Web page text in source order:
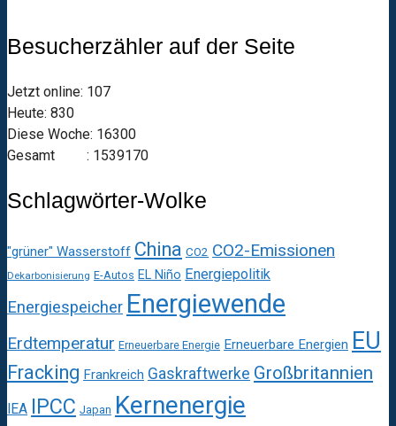
Besucherzähler auf der Seite
Jetzt online: 107
Heute: 830
Diese Woche: 16300
Gesamt : 1539170
Schlagwörter-Wolke
"grüner" Wasserstoff China CO2 CO2-Emissionen
Dekarbonisierung E-Autos EL Niño Energiepolitik
Energiespeicher Energiewende
Erdtemperatur Erneuerbare Energie Erneuerbare Energien EU
Fracking Frankreich Gaskraftwerke Großbritannien
IEA IPCC Japan Kernenergie